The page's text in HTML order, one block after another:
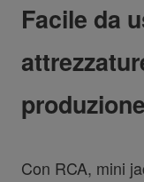
Facile da
produzione
Con RCA, mini